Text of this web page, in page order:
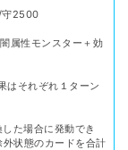
守2500
属性モンスター＋効
はそれぞれ１ターン
た場合に発動でき
状態のカードを合計